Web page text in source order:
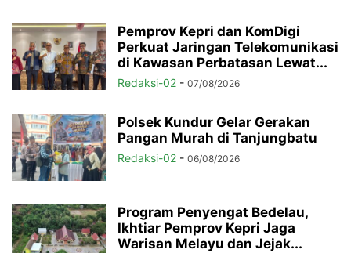
Pemprov Kepri dan KomDigi
Perkuat Jaringan Telekomunikasi
di Kawasan Perbatasan Lewat...
Redaksi-02 - 07/08/2026
Polsek Kundur Gelar Gerakan
Pangan Murah di Tanjungbatu
Redaksi-02 - 06/08/2026
Program Penyengat Bedelau,
Ikhtiar Pemprov Kepri Jaga
Warisan Melayu dan Jejak...